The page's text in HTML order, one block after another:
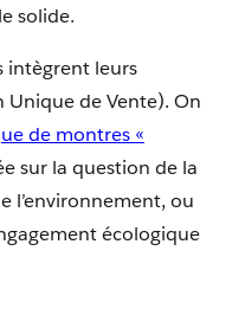
solide.
intègrent leurs
Unique de Vente). On
de montres «
sur la question de la
l’environnement, ou
écologique